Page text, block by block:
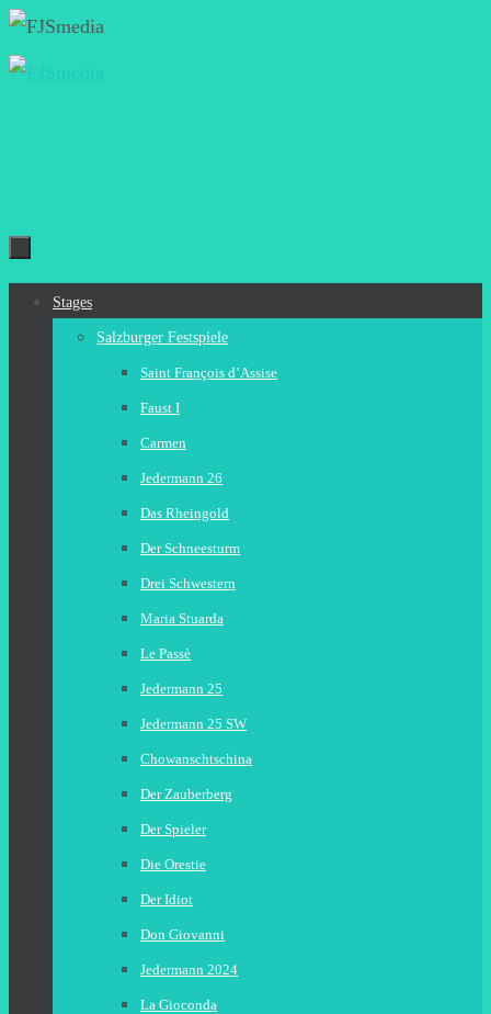
Zum
Inhalt
Zum
Stages
Salzburger Festspiele
Saint François d’Assise
Faust I
Carmen
Jedermann 26
Das Rheingold
Der Schneesturm
Drei Schwestern
Maria Stuarda
Le Passè
Jedermann 25
Jedermann 25 SW
Chowanschtschina
Der Zauberberg
Der Spieler
Die Orestie
Der Idiot
Don Giovanni
Jedermann 2024
La Gioconda